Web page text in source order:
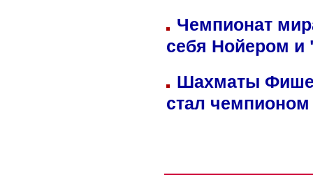
Чемпионат
себя Нойером и
Шахматы
стал